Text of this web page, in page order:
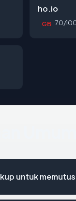
ho.io
GB 70/
untuk